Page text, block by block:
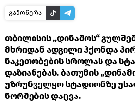
გამოწერა
თბილისის „დინამოს“
მხრიდან ადგილი ჰქონდა
ნაკეთობების სროლას და
დაზიანებას. ბათუმის
უზრუნველყო სტადიონზე
ნორმების დაცვა.